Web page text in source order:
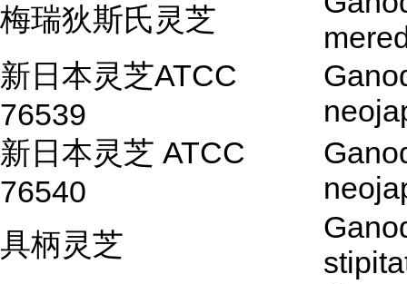
梅瑞狄斯氏灵芝
新日本灵芝ATCC
76539
新日本灵芝 ATCC
76540
具柄灵芝